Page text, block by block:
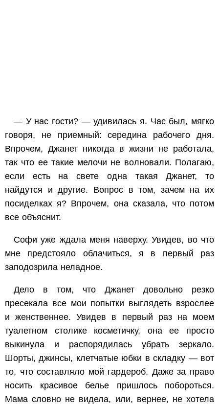
— У нас гости? — удивилась я. Час был, мягко
говоря, не приемный: середина рабочего дня.
Впрочем, Джанет никогда в жизни не работала,
так что ее такие мелочи не волновали. Полагаю,
если есть на свете одна такая Джанет, то
найдутся и другие. Вопрос в том, зачем на их
посиделках я? Впрочем, она сказала, что потом
все объяснит.
Софи уже ждала меня наверху. Увидев, во что
мне предстояло облачиться, я в первый раз
заподозрила неладное.
Дело в том, что Джанет довольно резко
пресекала все мои попытки выглядеть взрослее
и женственнее. Увидев в первый раз на моем
туалетном столике косметичку, она ее просто
выкинула и распорядилась убрать зеркало.
Шорты, джинсы, клетчатые юбки в складку — вот
то, что составляло мой гардероб. Даже за право
носить красивое белье пришлось побороться.
Мама словно не видела, или, вернее, не хотела